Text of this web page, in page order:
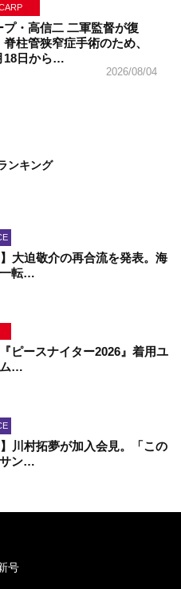
プ・高信二 二軍監督が復
脊柱管狭窄症手術のため、
18日から…
2026/08/04
ンキング
】大迫敬介の再合流を発表。海
転…
ピースナイター2026』着用ユ
ム…
】川村拓夢が加入会見。「この
サン…
号